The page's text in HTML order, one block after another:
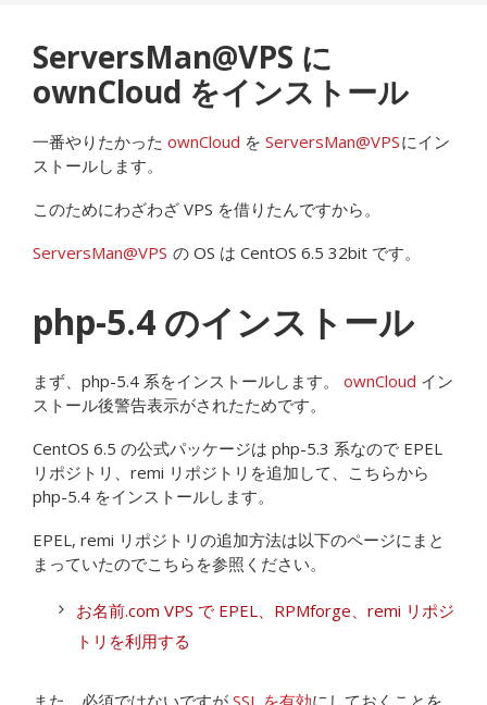
ServersMan@VPS に
ownCloud をインストール
一番やりたかった ownCloud を ServersMan@VPSにイン
ストールします。
このためにわざわざ VPS を借りたんですから。
ServersMan@VPS の OS は CentOS 6.5 32bit です。
php-5.4 のインストール
まず、php-5.4 系をインストールします。 ownCloud イン
ストール後警告表示がされたためです。
CentOS 6.5 の公式パッケージは php-5.3 系なので EPEL
リポジトリ、remi リポジトリを追加して、こちらから
php-5.4 をインストールします。
EPEL, remi リポジトリの追加方法は以下のページにまと
まっていたのでこちらを参照ください。
お名前.com VPS で EPEL、RPMforge、remi リポジ
トリを利用する
また、必須ではないですが SSL を有効にしておくことを